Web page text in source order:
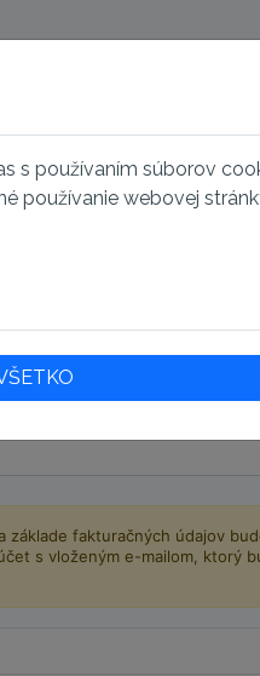
základe fakturačných údajov
s vloženým e-mailom, ktorý
s používaním súborov
používanie webovej